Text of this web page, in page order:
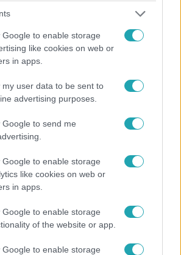
Google to enable storage
like cookies on web or
in apps.
my user data to be sent to
advertising purposes.
to send me
Google to enable storage
like cookies on web or
in apps.
Google to enable storage
of the website or app.
Google to enable storage
16:00
meg Mancira!" – gyerekei éltették
győzelmet aratott a Sztárboxban,
adta az erőt a kemény